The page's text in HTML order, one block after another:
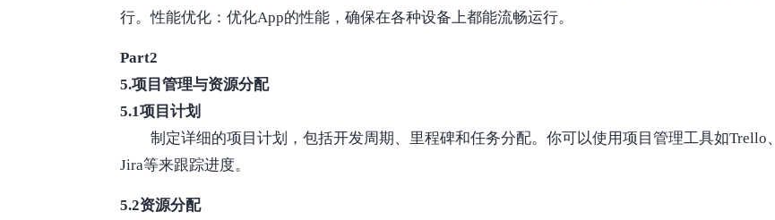
行。性能优化：优化App的性能，确保在各种设备上都能流畅运行。
Part2
5.项目管理与资源分配
5.1项目计划
制定详细的项目计划，包括开发周期、里程碑和任务分配。你可以使用项目管理工具如Trello、
Jira等来跟踪进度。
5.2资源分配